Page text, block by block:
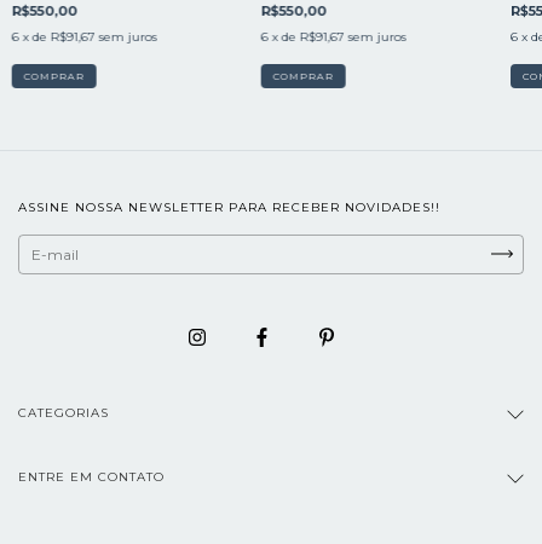
R$550,00
6 x de R$91,67 sem juros
COMPRAR
R$550,00
6 x de R$91,67 sem juros
COMPRAR
6 x
ASSINE NOSSA NEWSLETTER PARA RECEBER NOVIDADES!!
CATEGORIAS
ENTRE EM CONTATO